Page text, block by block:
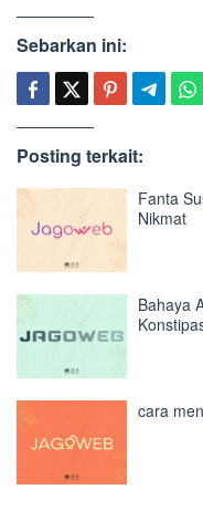
Sebarkan ini:
Posting terkait:
Fanta
Nikmat
Bahaya
cara